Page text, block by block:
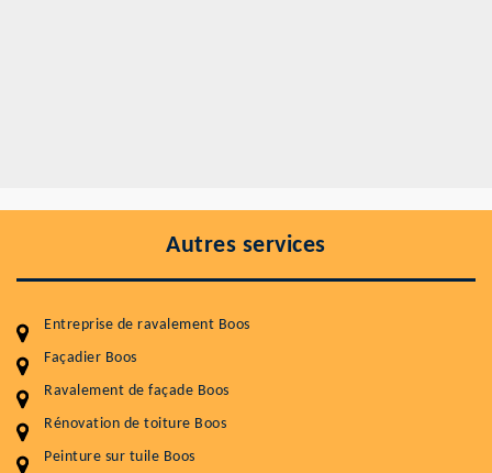
Autres services
Entreprise de ravalement Boos
Façadier Boos
Ravalement de façade Boos
Rénovation de toiture Boos
Peinture sur tuile Boos
Entretenir votre toiture, c'est préserver sa
durabilité
Plus de 15 ans d'expérience en couverture et facade